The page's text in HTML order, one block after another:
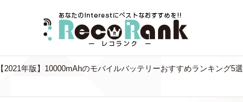
【2021年版】10000mAhのモバイルバッテリーおすすめランキング5選